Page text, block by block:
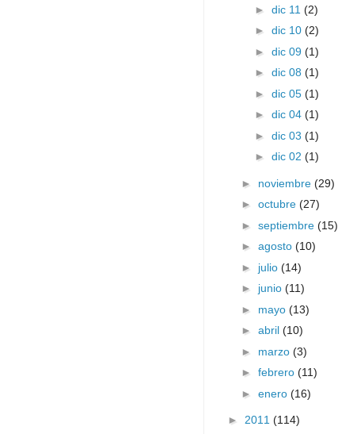
► dic 11 (2)
► dic 10 (2)
► dic 09 (1)
► dic 08 (1)
► dic 05 (1)
► dic 04 (1)
► dic 03 (1)
► dic 02 (1)
► noviembre (29)
► octubre (27)
► septiembre (15)
► agosto (10)
► julio (14)
► junio (11)
► mayo (13)
► abril (10)
► marzo (3)
► febrero (11)
► enero (16)
► 2011 (114)